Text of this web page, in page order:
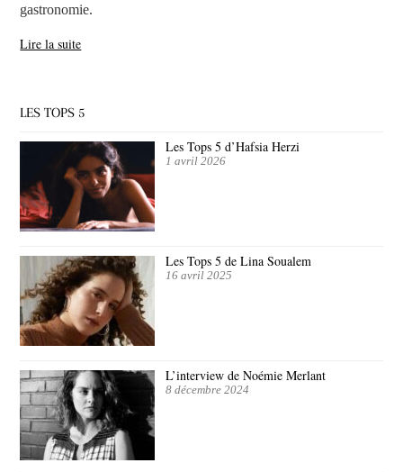
gastronomie.
Lire la suite
LES TOPS 5
Les Tops 5 d’Hafsia Herzi
1 avril 2026
Les Tops 5 de Lina Soualem
16 avril 2025
L’interview de Noémie Merlant
8 décembre 2024